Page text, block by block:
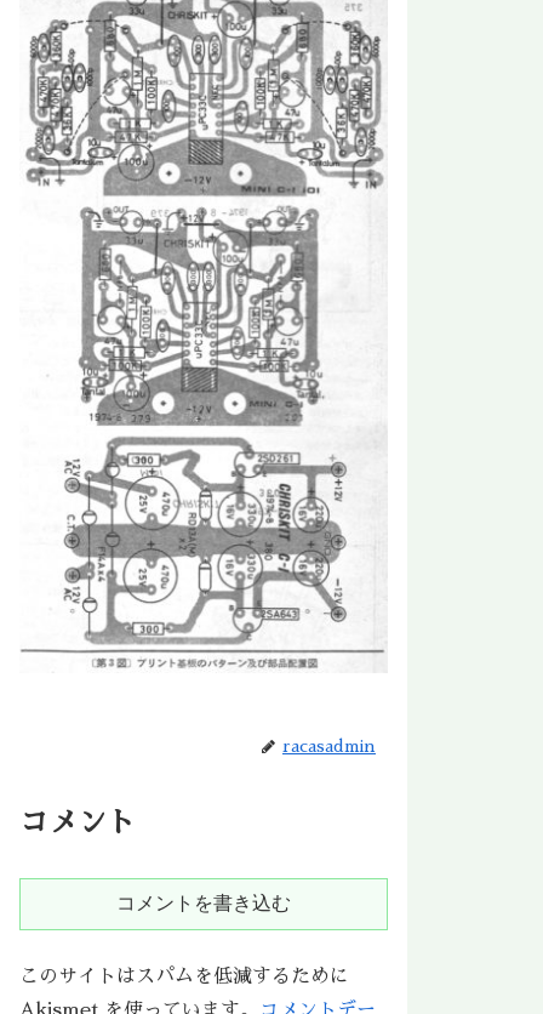
racasadmin
コメント
コメントを書き込む
このサイトはスパムを低減するために
Akismet を使っています。
コメントデー